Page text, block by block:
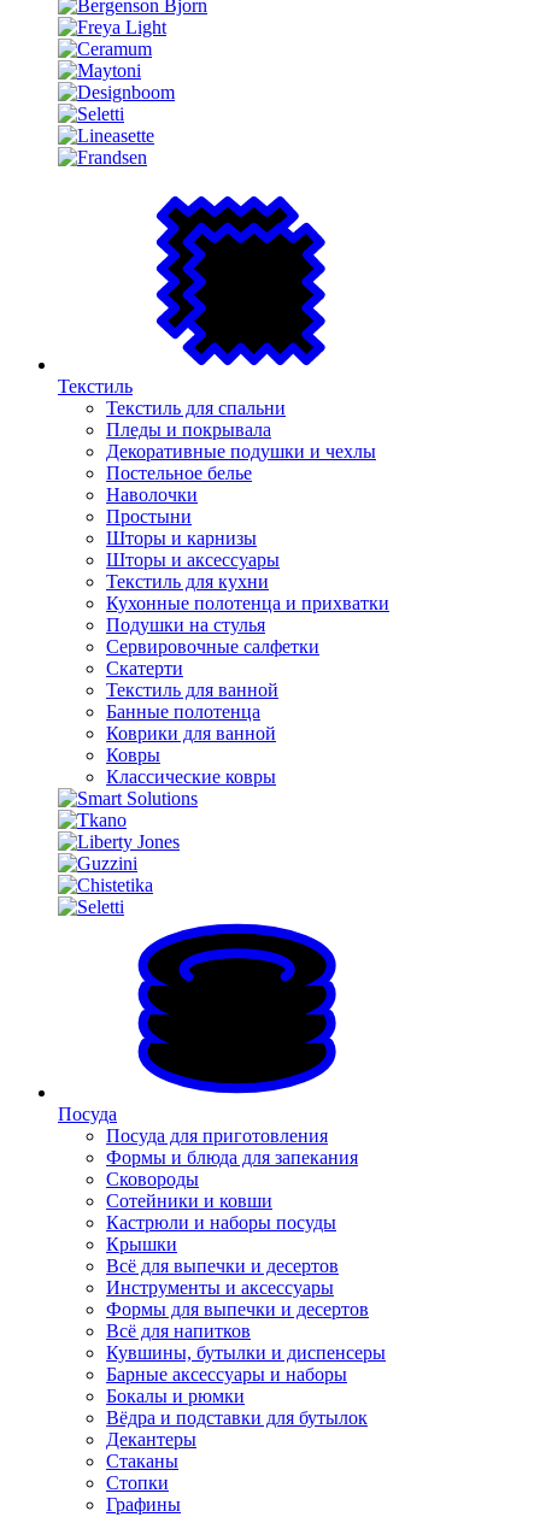
Текстиль
Текстиль для спальни
Пледы и покрывала
Декоративные подушки и чехлы
Постельное белье
Наволочки
Простыни
Шторы и карнизы
Шторы и аксессуары
Текстиль для кухни
Кухонные полотенца и прихватки
Подушки на стулья
Сервировочные салфетки
Скатерти
Текстиль для ванной
Банные полотенца
Коврики для ванной
Ковры
Классические ковры
Посуда
Посуда для приготовления
Формы и блюда для запекания
Сковороды
Сотейники и ковши
Кастрюли и наборы посуды
Крышки
Всё для выпечки и десертов
Инструменты и аксессуары
Формы для выпечки и десертов
Всё для напитков
Кувшины, бутылки и диспенсеры
Барные аксессуары и наборы
Бокалы и рюмки
Вёдра и подставки для бутылок
Декантеры
Стаканы
Стопки
Графины